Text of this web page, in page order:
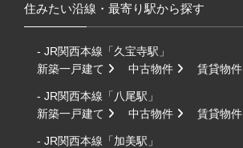
住みたい沿線・最寄り駅から探す
- JR関西本線「久宝寺駅」
新築一戸建て
中古物件 賃貸物件
- JR関西本線「八尾駅」
新築一戸建て
中古物件 賃貸物件
- JR関西本線「加美駅」